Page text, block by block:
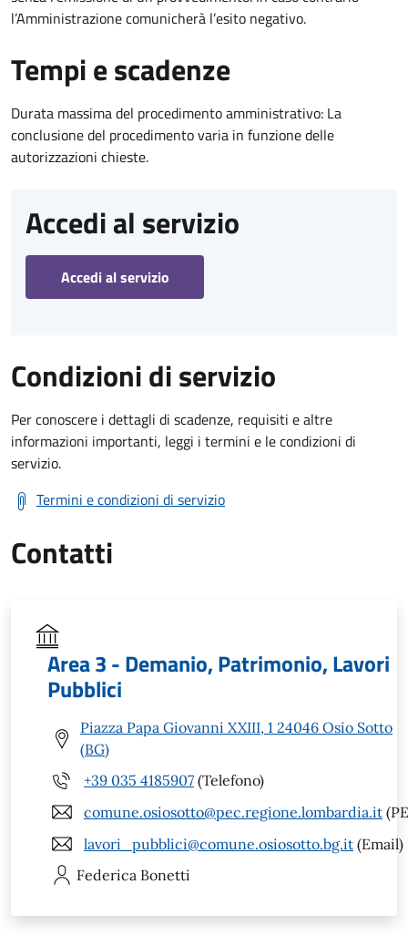
l’Amministrazione comunicherà l’esito negativo.
Tempi e scadenze
Durata massima del procedimento amministrativo: La
conclusione del procedimento varia in funzione delle
autorizzazioni chieste.
Accedi al servizio
Accedi al servizio
Condizioni di servizio
Per conoscere i dettagli di scadenze, requisiti e altre
informazioni importanti, leggi i termini e le condizioni di
servizio.
Termini e condizioni di servizio
Contatti
Area 3 - Demanio, Patrimonio, Lavori
Pubblici
Piazza Papa Giovanni XXIII, 1 24046 Osio Sotto
(BG)
+39 035 4185907 (Telefono)
comune.osiosotto@pec.regione.lombardia.it
lavori_pubblici@comune.osiosotto.bg.it (Email)
Federica Bonetti